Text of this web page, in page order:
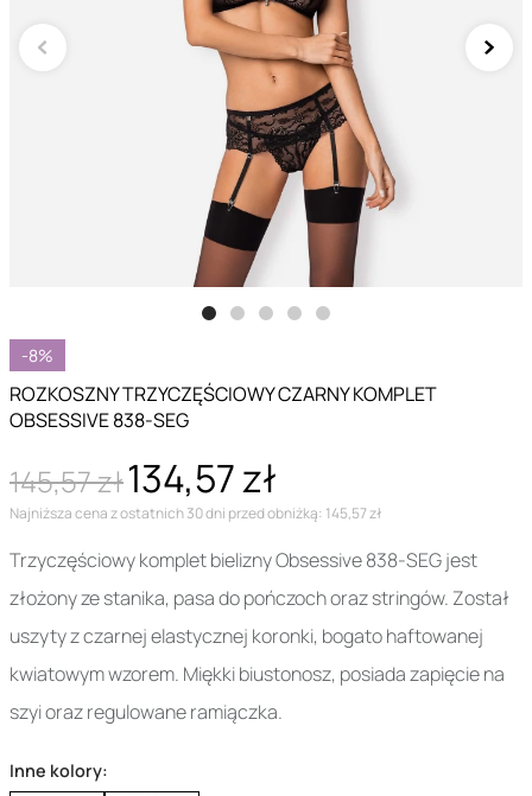
-8%
ROZKOSZNY TRZYCZĘŚCIOWY CZARNY KOMPLET
OBSESSIVE 838-SEG
145,57 zł134,57 zł
Najniższa cena z ostatnich 30 dni przed obniżką: 145,57 zł
Trzyczęściowy komplet bielizny Obsessive 838-SEG jest
złożony ze stanika, pasa do pończoch oraz stringów. Został
uszyty z czarnej elastycznej koronki, bogato haftowanej
kwiatowym wzorem. Miękki biustonosz, posiada zapięcie na
szyi oraz regulowane ramiączka.
Inne kolory: